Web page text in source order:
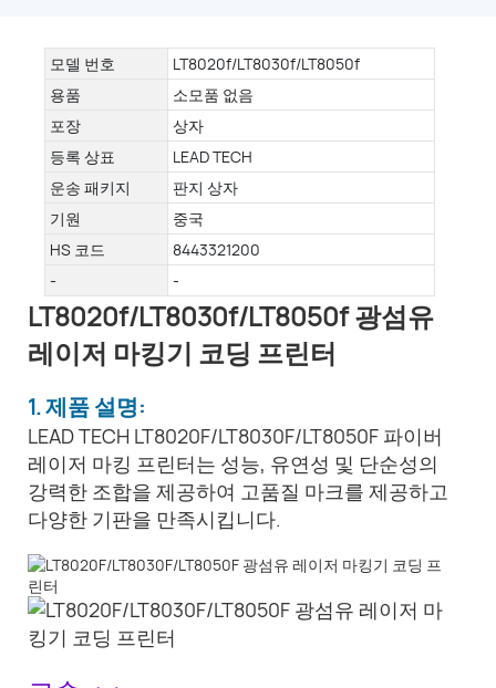
모델 번호
LT8020f/LT8030f/LT8050f
용품
소모품 없음
포장
상자
등록 상표
LEAD TECH
운송 패키지
판지 상자
기원
중국
HS 코드
8443321200
-
-
LT8020f/LT8030f/LT8050f 광섬유
레이저 마킹기 코딩 프린터
1. 제품 설명:
LEAD TECH LT8020F/LT8030F/LT8050F 파이버
레이저 마킹 프린터는 성능, 유연성 및 단순성의
강력한 조합을 제공하여 고품질 마크를 제공하고
다양한 기판을 만족시킵니다.